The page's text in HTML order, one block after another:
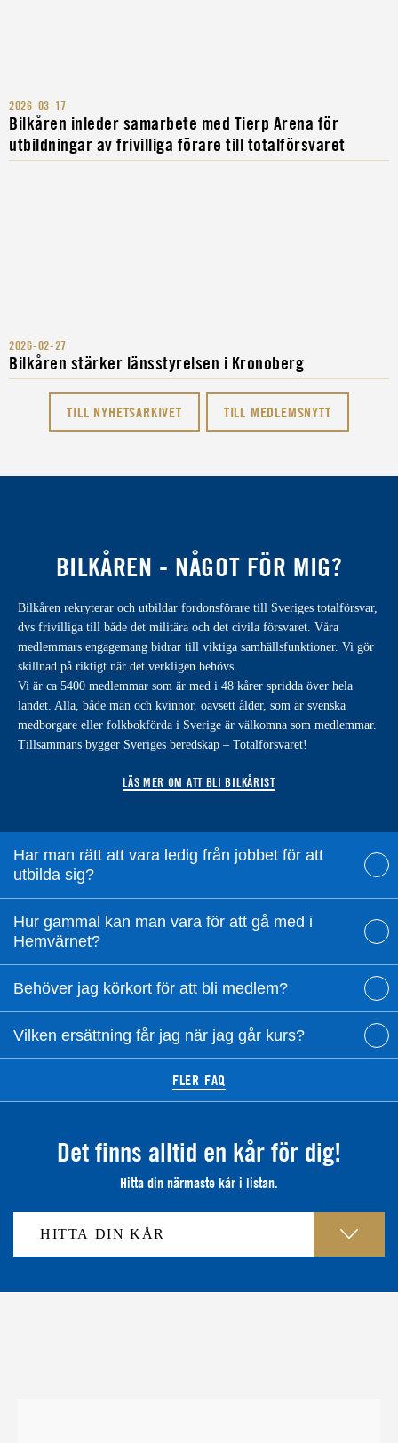
2026-03-17
Bilkåren inleder samarbete med Tierp Arena för
utbildningar av frivilliga förare till totalförsvaret
2026-02-27
Bilkåren stärker länsstyrelsen i Kronoberg
TILL NYHETSARKIVET TILL MEDLEMSNYTT
BILKÅREN - NÅGOT FÖR MIG?
Bilkåren rekryterar och utbildar fordonsförare till Sveriges totalförsvar,
dvs frivilliga till både det militära och det civila försvaret. Våra
medlemmars engagemang bidrar till viktiga samhällsfunktioner. Vi gör
skillnad på riktigt när det verkligen behövs.
Vi är ca 5400 medlemmar som är med i 48 kårer spridda över hela
landet. Alla, både män och kvinnor, oavsett ålder, som är svenska
medborgare eller folkbokförda i Sverige är välkomna som medlemmar.
Tillsammans bygger Sveriges beredskap – Totalförsvaret!
LÄS MER OM ATT BLI BILKÅRIST
Har man rätt att vara ledig från jobbet för att
utbilda sig?
Hur gammal kan man vara för att gå med i
Hemvärnet?
Behöver jag körkort för att bli medlem?
Vilken ersättning får jag när jag går kurs?
FLER FAQ
Det finns alltid en kår för dig!
Hitta din närmaste kår i listan.